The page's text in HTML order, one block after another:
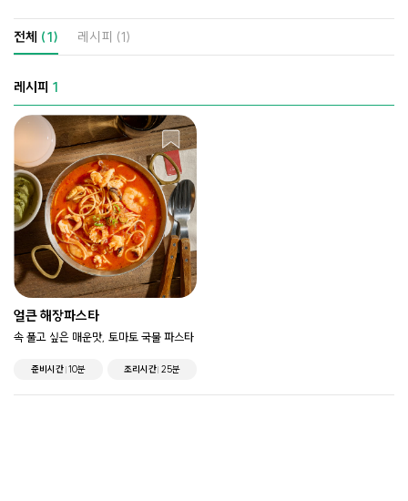
전체 (1) 레시피 (1)
레시피 1
얼큰 해장파스타
속 풀고 싶은 매운맛, 토마토 국물 파스타
준비시간 10분 조리시간 25분